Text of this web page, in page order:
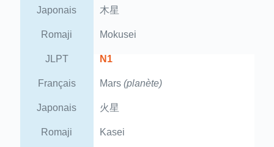
Japonais 木星
Romaji Mokusei
JLPT N1
Français Mars (planète)
Japonais 火星
Romaji Kasei